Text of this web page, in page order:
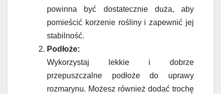
powinna być dostatecznie duża, aby
pomieścić korzenie rośliny i zapewnić jej
stabilność.
Podłoże:
Wykorzystaj lekkie i dobrze
przepuszczalne podłoże do uprawy
rozmarynu. Możesz również dodać trochę